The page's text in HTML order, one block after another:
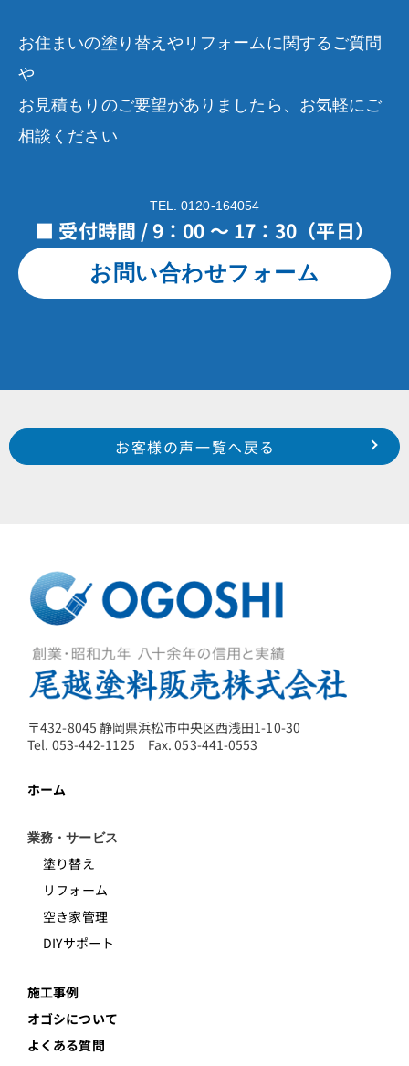
お住まいの塗り替えやリフォームに関するご質問
や
お見積もりのご要望がありましたら、お気軽にご
相談ください
TEL. 0120-164054
■ 受付時間 / 9：00 ～ 17：30（平日）
お問い合わせフォーム
Prev
南区 寺脇町 H 様
中区 中沢町 I 様
お客様の声一覧へ戻る
〒432-8045 静岡県浜松市中央区西浅田1-10-30
Tel. 053-442-1125 Fax. 053-441-0553
ホーム
業務・サービス
塗り替え
リフォーム
空き家管理
DIYサポート
施工事例
オゴシについて
よくある質問